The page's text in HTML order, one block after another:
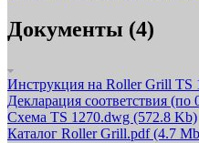
Документы (4)
Инструкция на Roller Grill TS
Декларация соответствия (по
Схема TS 1270.dwg (572.8 Kb)
Каталог Roller Grill.pdf(4.7